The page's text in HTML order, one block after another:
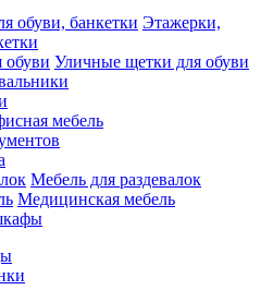
Этажерки,
Уличные щетки для обуви
мебель
Мебель для раздевалок
Медицинская мебель